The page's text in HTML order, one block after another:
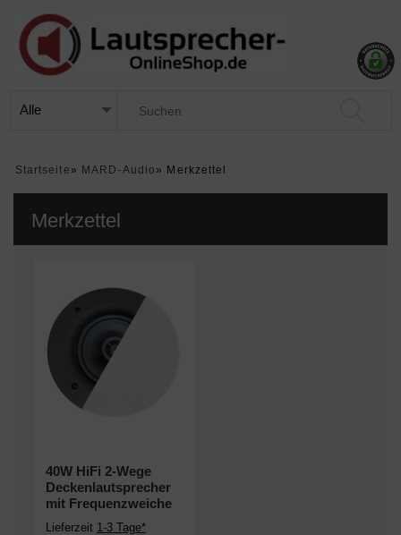
Startseite » MARD-Audio » Merkzettel
Merkzettel
40W HiFi 2-Wege
Deckenlautsprecher
mit Frequenzweiche
Lieferzeit 1-3 Tage*